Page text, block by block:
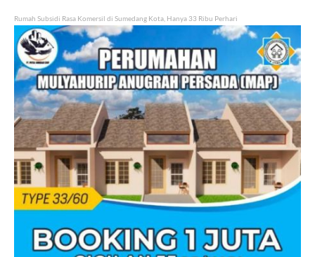
Rumah Subsidi Rasa Komersil di Sumedang Kota, Hanya 33 Ribu Perhari